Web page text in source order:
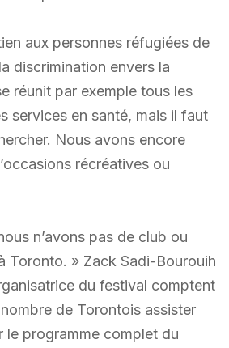
aux personnes réfugiées de
discrimination envers la
réunit par exemple tous les
services en santé, mais il faut
Nous avons encore
récréatives ou
n’avons pas de club ou
Toronto. » Zack Sadi-Bourouih
du festival comptent
de Torontois assister
le programme complet du